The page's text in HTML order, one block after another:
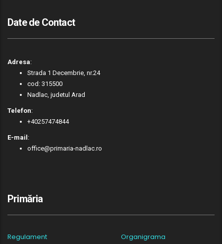
Date de Contact
Adresa:
Strada 1 Decembrie, nr.24
cod: 315500
Nadlac, judetul Arad
Telefon:
+40257474844
E-mail :
office@primaria-nadlac.ro
Primăria
Regulament
Organigrama